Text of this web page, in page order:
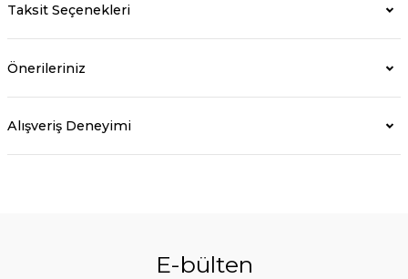
Taksit Seçenekleri
Önerileriniz
Alışveriş Deneyimi
E-bülten